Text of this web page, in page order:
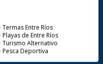
Termas Entre Ríos
Playas de Entre Ríos
Turismo Alternativo
Pesca Deportiva